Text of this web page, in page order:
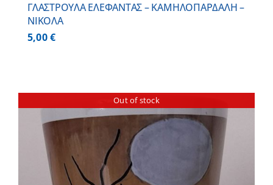
ΓΛΑΣΤΡΟΥΛΑ ΕΛΕΦΑΝΤΑΣ – ΚΑΜΗΛΟΠΑΡΔΑΛΗ –
ΝΙΚΟΛΑ
5,00€
Out of stock